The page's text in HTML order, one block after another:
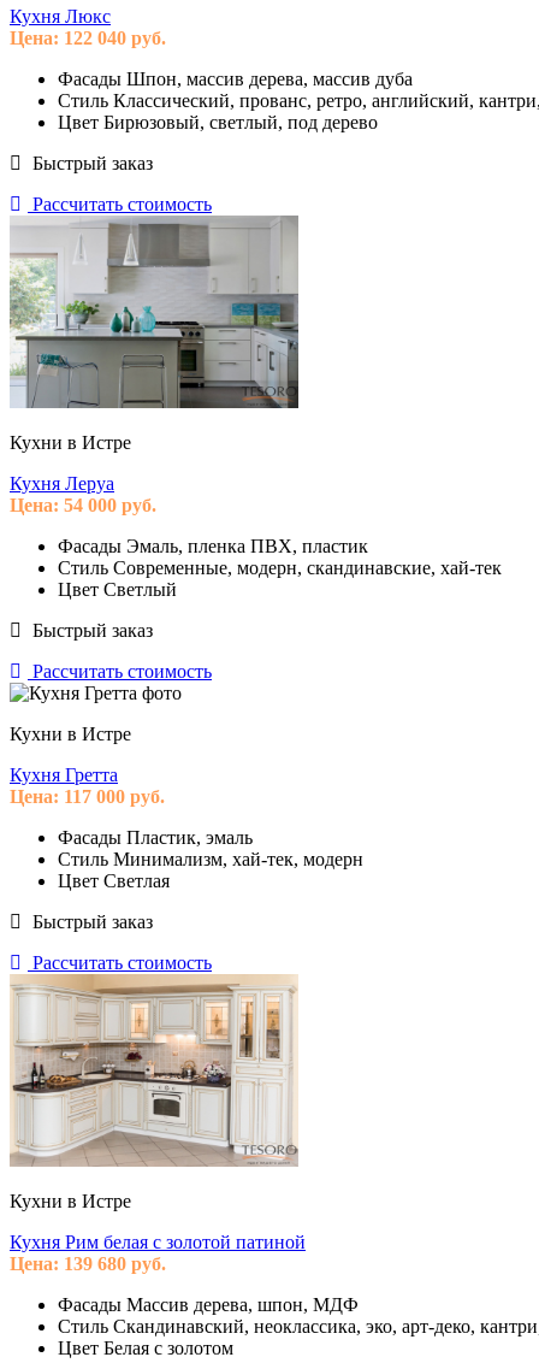
Кухня Люкс
Цена: 122 040 руб.
Фасады Шпон, массив дерева, массив дуба
Стиль Классический, прованс, ретро, английский,
Цвет Бирюзовый, светлый, под дерево
Быстрый заказ
Рассчитать стоимость
Кухни в Истре
Кухня Леруа
Цена: 54 000 руб.
Фасады Эмаль, пленка ПВХ, пластик
Стиль Современные, модерн, скандинавские, хай-тек
Цвет Светлый
Быстрый заказ
Рассчитать стоимость
Кухни в Истре
Кухня Гретта
Цена: 117 000 руб.
Фасады Пластик, эмаль
Стиль Минимализм, хай-тек, модерн
Цвет Светлая
Быстрый заказ
Рассчитать стоимость
Кухни в Истре
Кухня Рим белая с золотой патиной
Цена: 139 680 руб.
Фасады Массив дерева, шпон, МДФ
Стиль Скандинавский, неоклассика, эко, арт-деко,
Цвет Белая с золотом